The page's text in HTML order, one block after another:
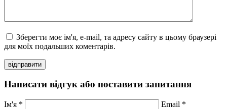
Зберегти моє ім'я, e-mail, та адресу сайту в цьому браузері
для моїх подальших коментарів.
відправити
Написати відгук або поставити запитання
Ім'я * Email *